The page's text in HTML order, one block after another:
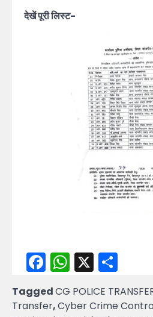
देखें पूरी लिस्ट-
Facebook
X
TaggedCG POLICE
Transfer,Cyber Crime